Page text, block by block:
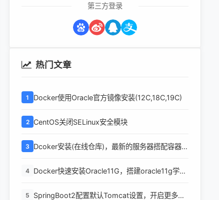
第三方登录
热门文章
1 Docker使用Oracle官方镜像安装(12C,18C,19C)
2 CentOS关闭SELinux安全模块
3
Dcoker安装(在线仓库)，最新的服务器搭配容器使
4 Docker快速安装Oracle11G，搭建oracle11g学习
5
SpringBoot2配置默认Tomcat设置，开启更多高